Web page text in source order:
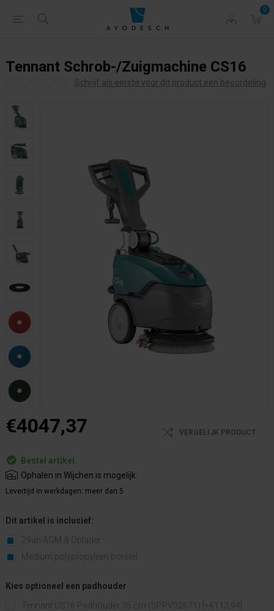
0
Tennant Schrob-/Zuigmachine CS16
Schrijf als eerste voor dit product een beoordeling
€4047,37 VERGELIJK PRODUCT
Bestel artikel.
Ophalen in Wijchen is mogelijk.
Levertijd in werkdagen: meer dan 5
Dit artikel is inclusief:
29ah AGM & Oplader
Medium polypropyleen borstel
Kies optioneel een padhouder
Tennant CS16 Padhouder 35 cm (SPPV02671) [+€113,94]